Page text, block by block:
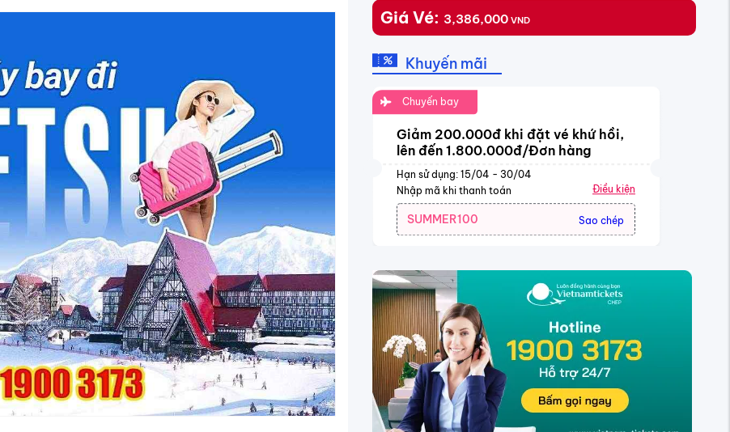
Giá Vé: 3,386,000 VND
Khuyến mãi
Chuyến bay
Giảm 200.000đ khi đặt vé khứ hồi,
lên đến 1.800.000đ/Đơn hàng
Hạn sử dụng: 15/04 - 30/04
Nhập mã khi thanh toán
Điều kiện
SUMMER100 Sao chép